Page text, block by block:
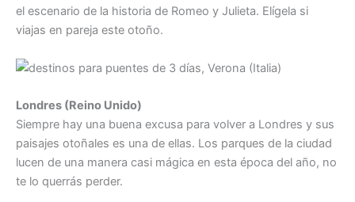
el escenario de la historia de Romeo y Julieta. Elígela si
viajas en pareja este otoño.
Londres (Reino Unido)
Siempre hay una buena excusa para volver a Londres y sus
paisajes otoñales es una de ellas. Los parques de la ciudad
lucen de una manera casi mágica en esta época del año, no
te lo querrás perder.